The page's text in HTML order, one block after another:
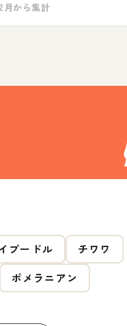
から集計
プードル
チワワ
ポメラニアン